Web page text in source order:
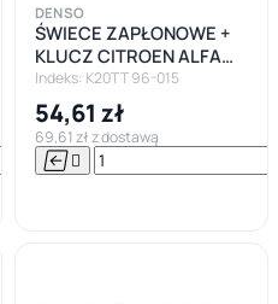


DENSO
ŚWIECE ZAPŁONOWE +
KLUCZ CITROEN ALFA
AUDI FORD VW
Indeks: K20TT 96-015
54,61 zł
69,61 zł z dostawą
 